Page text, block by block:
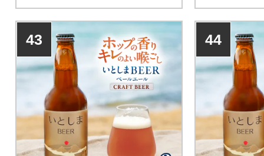
品「いとしまBEER(ヴァイツ
ェン)」に続き、「いとしまB
EER(ペールエール)」が登場
しました!糸島産のビール大麦
を主原料に仕込んだ、いとし
まBEERペールエール。
品「いとし
ェン)」に
EER(ペー
しました!
を主原料に
まBEERペ
43 44